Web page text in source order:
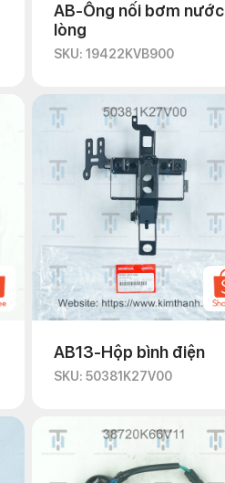
AB-Ống nối bơm nước
lòng
SKU: 19422KVB900
AB13-Hộp bình điện
SKU: 50381K27V00